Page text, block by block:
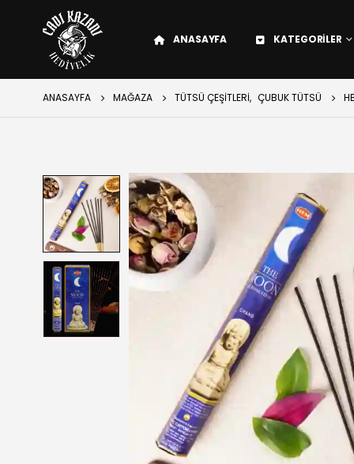
ANASAYFA KATEGORILER
ANASAYFA MAĞAZA TÜTSÜ ÇEŞITLERI, ÇUBUK TÜTSÜ